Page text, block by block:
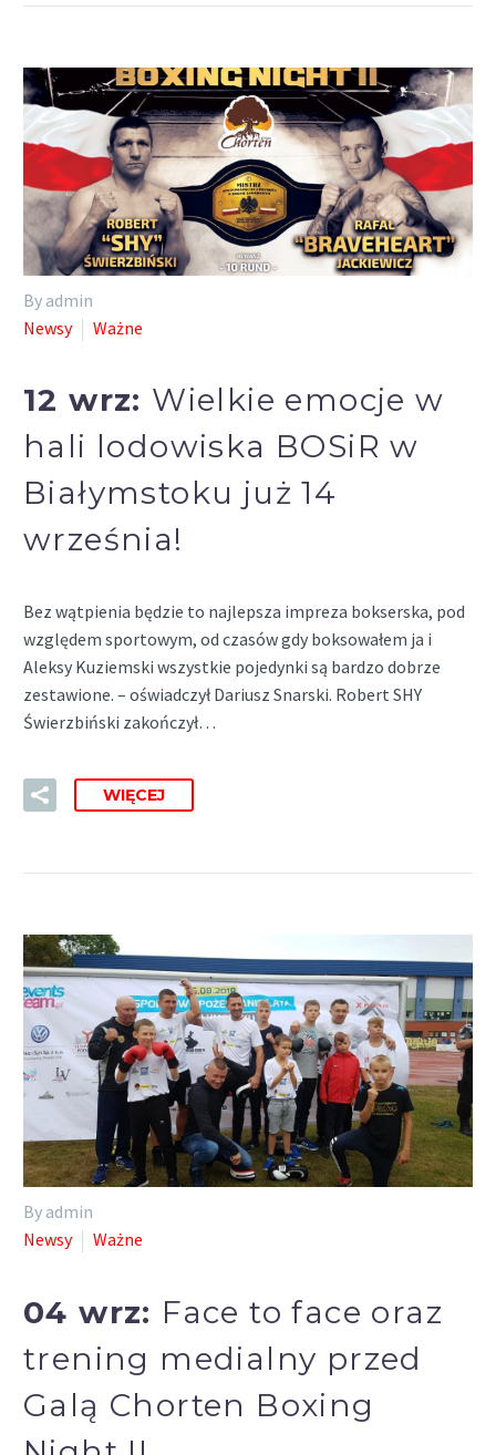
By admin
Newsy
Ważne
12 wrz: Wielkie emocje w
hali lodowiska BOSiR w
Białymstoku już 14
września!
Bez wątpienia będzie to najlepsza impreza bokserska, pod
względem sportowym, od czasów gdy boksowałem ja i
Aleksy Kuziemski wszystkie pojedynki są bardzo dobrze
zestawione. – oświadczył Dariusz Snarski. Robert SHY
Świerzbiński zakończył…
WIĘCEJ
By admin
Newsy
Ważne
04 wrz: Face to face oraz
trening medialny przed
Galą Chorten Boxing